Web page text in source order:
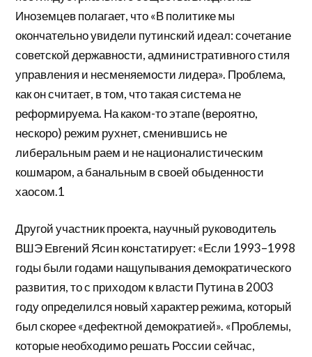
Иноземцев полагает, что «В политике мы
окончательно увидели путинский идеал: сочетание
советской державности, административного стиля
управления и несменяемости лидера». Проблема,
как он считает, в том, что такая система не
реформируема. На каком-то этапе (вероятно,
нескоро) режим рухнет, сменившись не
либеральным раем и не националистическим
кошмаром, а банальным в своей обыденности
хаосом.1
Другой участник проекта, научный руководитель
ВШЭ Евгений Ясин констатирует: «Если 1993–1998
годы были годами нащупывания демократического
развития, то с приходом к власти Путина в 2003
году определился новый характер режима, который
был скорее «дефектной демократией». «Проблемы,
которые необходимо решать России сейчас,